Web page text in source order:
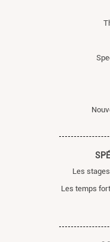
Les
Les temps